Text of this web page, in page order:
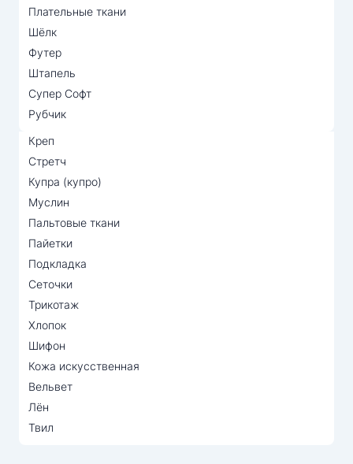
Плательные ткани
Шёлк
Футер
Штапель
Супер Софт
Рубчик
Креп
Стретч
Купра (купро)
Муслин
Пальтовые ткани
Пайетки
Подкладка
Сеточки
Трикотаж
Хлопок
Шифон
Кожа искусственная
Вельвет
Лён
Твил